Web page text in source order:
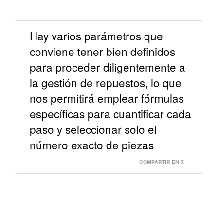
Hay varios parámetros que
conviene tener bien definidos
para proceder diligentemente a
la gestión de repuestos, lo que
nos permitirá emplear fórmulas
específicas para cuantificar cada
paso y seleccionar solo el
número exacto de piezas
COMPARTIR EN X